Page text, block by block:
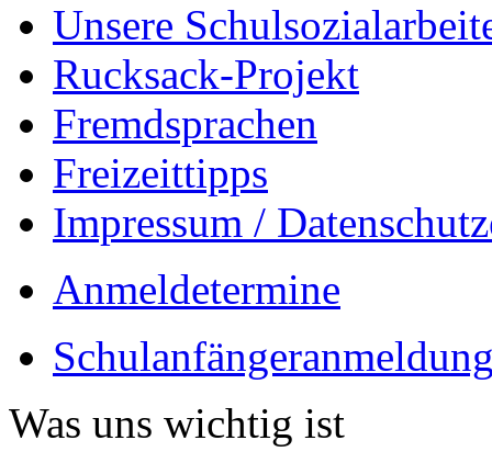
Unsere
Rucksack-Projekt
Fremdsprachen
Freizeittipps
Impressum /
Anmeldetermine
Was uns wichtig ist